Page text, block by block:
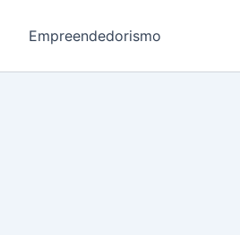
Empreendedorismo